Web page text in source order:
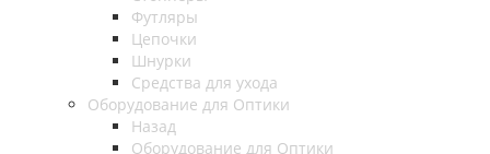
Футляры
Цепочки
Шнурки
Средства для ухода
Оборудование для Оптики
Назад
Оборудование для Оптики